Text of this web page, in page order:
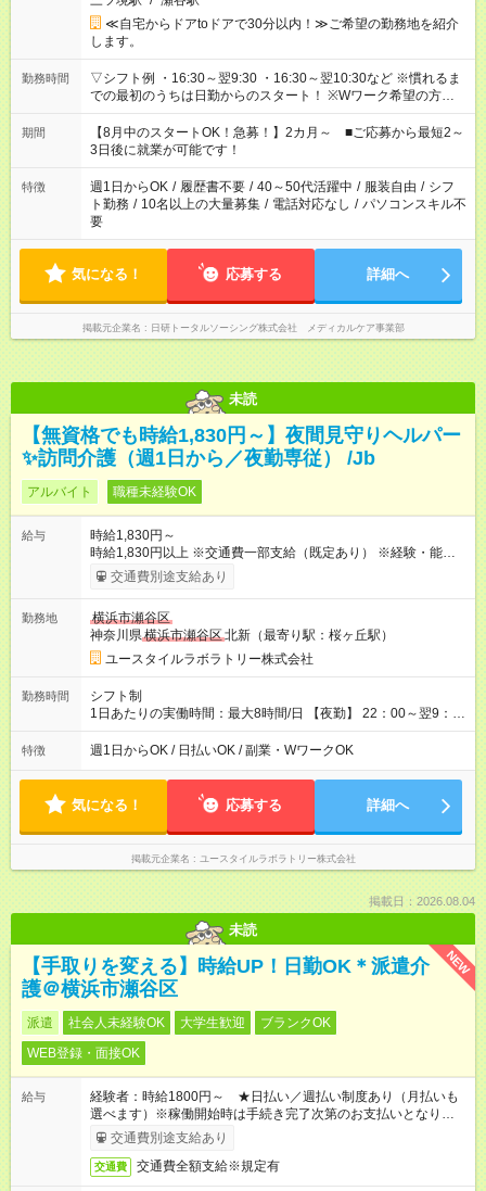
≪自宅からドアtoドアで30分以内！≫ご希望の勤務地を紹介
します。
勤務時間
▽シフト例 ・16:30～翌9:30 ・16:30～翌10:30など ※慣れるま
での最初のうちは日勤からのスタート！ ※Wワーク希望の方へ
今ご覧のお仕事で希望する勤務時間と、もう1つのお仕事の勤務
時間。 合計で週40時間を超える場合は応募できません。
期間
【8月中のスタートOK！急募！】2カ月～ ■ご応募から最短2～
3日後に就業が可能です！
特徴 週1日からOK / 履歴書不要 / 40～50代活躍中 / 服装自由 / シフ
ト勤務 / 10名以上の大量募集 / 電話対応なし / パソコンスキル不
要
気になる！ 応募する 詳細へ
掲載元企業名 日研トータルソーシング株式会社 メディカルケア事業部
未読
【無資格でも時給1,830円～】夜間見守りヘルパー
✨訪問介護（週1日から／夜勤専従） /Jb
アルバイト 職種未経験OK
給与
時給1,830円～
時給1,830円以上 ※交通費一部支給（既定あり） ※経験・能力を
考慮して決定します 【収入例】 週1回勤務の場合：1,830円×8時
間×4回=5万8,560円 週3回勤務の場合：1,830円×8時間×12回
月 ※ 雇用形態と給与に、本採用時と異なる部分があります。 雇
用形態：本採用時と同じです。 給与：時給 1,660円以上
交通費別途支給あり
勤務地
横浜市瀬谷区
神奈川県横浜市瀬谷区北新（最寄り駅：桜ヶ丘駅）
ユースタイルラボラトリー株式会社
勤務時間
シフト制
1日あたりの実働時間：最大8時間/日 【夜勤】 22：00～翌9：
00 ※週1日～OK ／ 夜勤専従 ＊＊ 勤務時間例 ＊＊ ■22時か
ら翌7時 ■23時から翌8時 ■24時から翌9時 など ※上記の時間
ます。 ※曜日固定（毎週同じ曜日での勤務となります）
特徴 週1日からOK / 日払いOK / 副業・WワークOK
気になる！ 応募する 詳細へ
掲載元企業名 ユースタイルラボラトリー株式会社
掲載日：2026.08.04
未読
NEW
【手取りを変える】時給UP！日勤OK＊派遣介
護＠横浜市瀬谷区
派遣 社会人未経験OK 大学生歓迎
ブランクOK
WEB登録・面接OK
給与
経験者：時給1800円～ ★日払い／週払い制度あり（月払いも
選べます）※稼働開始時は手続き完了次第のお支払いとなりま
す。交通費別途支給あり
交通費 交通費全額支給※規定有